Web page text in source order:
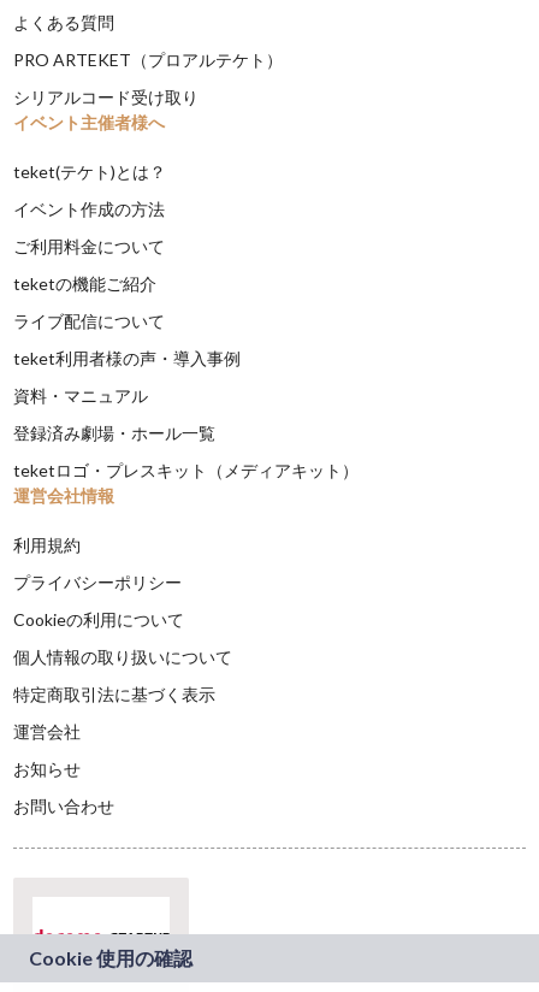
よくある質問
PRO ARTEKET（プロアルテケト）
シリアルコード受け取り
イベント主催者様へ
teket(テケト)とは？
イベント作成の方法
ご利用料金について
teketの機能ご紹介
ライブ配信について
teket利用者様の声・導入事例
資料・マニュアル
登録済み劇場・ホール一覧
teketロゴ・プレスキット（メディアキット）
運営会社情報
利用規約
プライバシーポリシー
Cookieの利用について
個人情報の取り扱いについて
特定商取引法に基づく表示
運営会社
お知らせ
お問い合わせ